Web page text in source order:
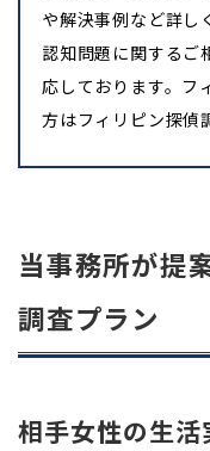
や解決事例など詳し
認知問題に関するご
応しております。フ
方はフィリピン探偵
当事務所が提
調査プラン
相手女性の生